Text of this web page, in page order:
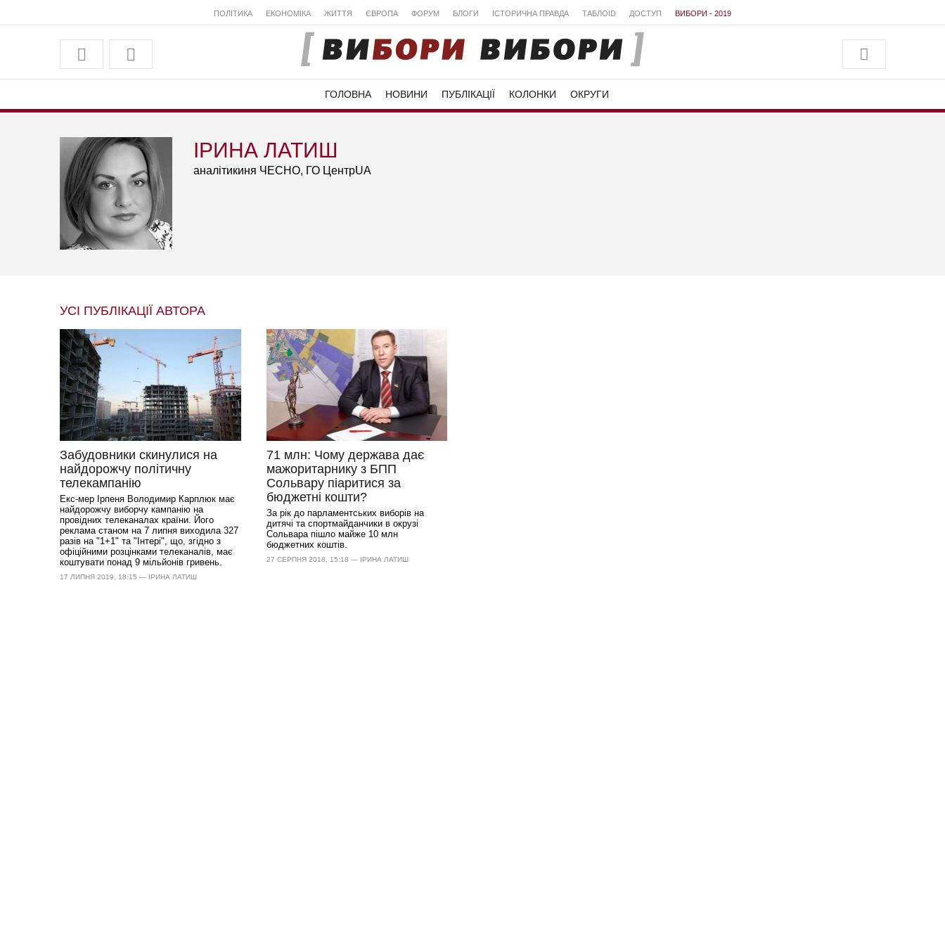
ПОЛІТИКА ЕКОНОМІКА ЖИТТЯ ЄВРОПА ФОРУМ БЛОГИ ІСТОРИЧНА ПРАВДА ТАБЛОID ДОСТУП ВИБОРИ - 2019
ГОЛОВНА НОВИНИ ПУБЛІКАЦІЇ КОЛОНКИ ОКРУГИ
ІРИНА ЛАТИШ
аналітикиня ЧЕСНО, ГО ЦентрUA
УСІ ПУБЛІКАЦІЇ АВТОРА
Забудовники скинулися на
найдорожчу політичну
телекампанію
Екс-мер Ірпеня Володимир Карплюк має
найдорожчу виборчу кампанію на
провідних телеканалах країни. Його
реклама станом на 7 липня виходила 327
разів на "1+1" та "Інтері", що, згідно з
офіційними розцінками телеканалів, має
коштувати понад 9 мільйонів гривень.
17 ЛИПНЯ 2019, 18:15 — ІРИНА ЛАТИШ
71 млн: Чому держава дає
мажоритарнику з БПП
Сольвару піаритися за
бюджетні кошти?
За рік до парламентських виборів на
дитячі та спортмайданчики в окрузі
Сольвара пішло майже 10 млн
бюджетних коштів.
27 СЕРПНЯ 2018, 15:18 — ІРИНА ЛАТИШ